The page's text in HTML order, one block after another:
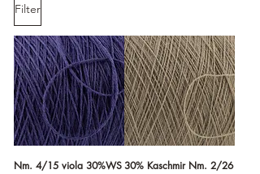
Filter
Nm. 4/15 viola 30%WS30% Kaschmir Nm. 2/26